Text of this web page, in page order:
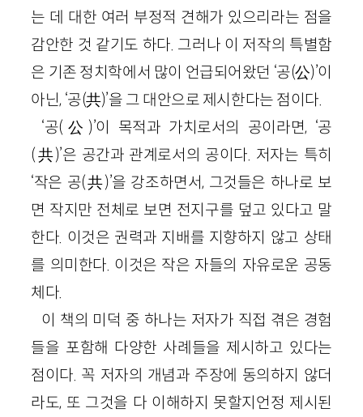
는 데 대한 여러 부정적 견해가 있으리라는 점을
감안한 것 같기도 하다. 그러나 이 저작의 특별함
은 기존 정치학에서 많이 언급되어왔던 ‘공(公)’이
아닌, ‘공(共)’을 그 대안으로 제시한다는 점이다.
‘공(公)’이 목적과 가치로서의 공이라면, ‘공
(共)’은 공간과 관계로서의 공이다. 저자는 특히
‘작은 공(共)’을 강조하면서, 그것들은 하나로 보
면 작지만 전체로 보면 전지구를 덮고 있다고 말
한다. 이것은 권력과 지배를 지향하지 않고 상태
를 의미한다. 이것은 작은 자들의 자유로운 공동
체다.
이 책의 미덕 중 하나는 저자가 직접 겪은 경험
들을 포함해 다양한 사례들을 제시하고 있다는
점이다. 꼭 저자의 개념과 주장에 동의하지 않더
라도, 또 그것을 다 이해하지 못할지언정 제시된